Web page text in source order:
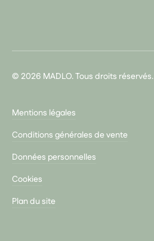
© 2026 MADLO. Tous droits réservés.
Mentions légales
Conditions générales de vente
Données personnelles
Cookies
Plan du site